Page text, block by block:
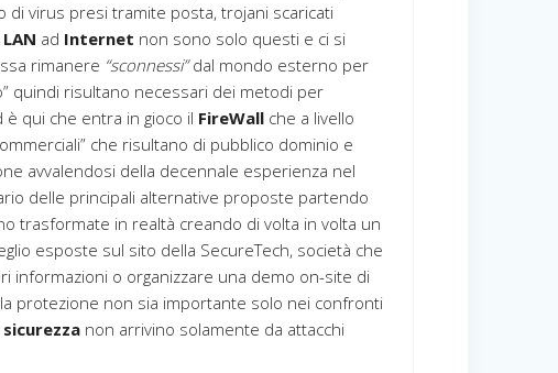
di virus presi tramite posta, trojani scaricati
LAN ad Internet non sono solo questi e ci si
rimanere “sconnessi”dal mondo esterno per
quindi risultano necessari dei metodi per
qui che entra in gioco il FireWall che a livello
che risultano di pubblico dominio e
avvalendosi della decennale esperienza nel
delle principali alternative proposte partendo
trasformate in realtà creando di volta in volta un
esposte sul sito della SecureTech, società che
informazioni o organizzare una demo on-site di
protezione non sia importante solo nei confronti
non arrivino solamente da attacchi